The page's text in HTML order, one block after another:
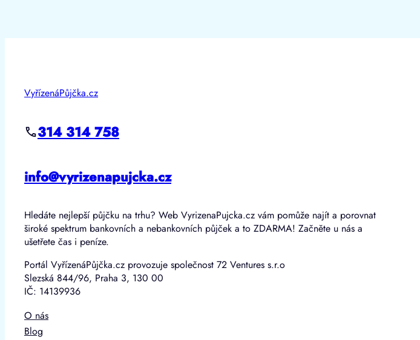
VyřízenáPůjčka.cz
314 314 758
info@vyrizenapujcka.cz
Hledáte nejlepší půjčku na trhu? Web VyrizenaPujcka.cz vám pomůže najít a porovnat
široké spektrum bankovních a nebankovních půjček a to ZDARMA! Začněte u nás a
ušetřete čas i peníze.
Portál VyřízenáPůjčka.cz provozuje společnost 72 Ventures s.r.o
Slezská 844/96, Praha 3, 130 00
IČ: 14139936
O nás
Blog